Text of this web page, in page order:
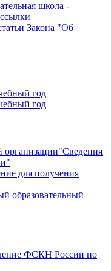
школа -
Закона "Об
год
год
Сведения
для получения
ФСКН России по